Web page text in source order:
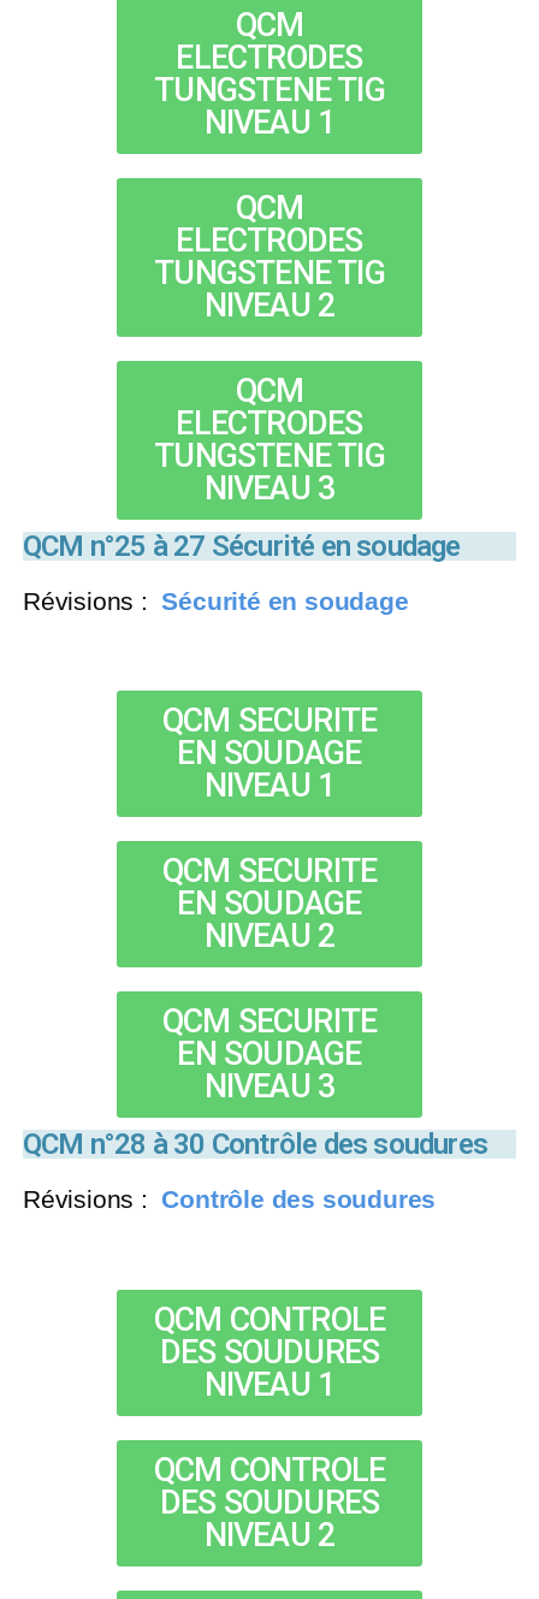
QCM
ELECTRODES
TUNGSTENE TIG
NIVEAU 1
QCM
ELECTRODES
TUNGSTENE TIG
NIVEAU 2
QCM
ELECTRODES
TUNGSTENE TIG
NIVEAU 3
QCM n°25 à 27 Sécurité en soudage
Révisions :Sécurité en soudage
QCM SECURITE
EN SOUDAGE
NIVEAU 1
QCM SECURITE
EN SOUDAGE
NIVEAU 2
QCM SECURITE
EN SOUDAGE
NIVEAU 3
QCM n°28 à 30 Contrôle des soudures
Révisions : Contrôle des soudures
QCM CONTROLE
DES SOUDURES
NIVEAU 1
QCM CONTROLE
DES SOUDURES
NIVEAU 2